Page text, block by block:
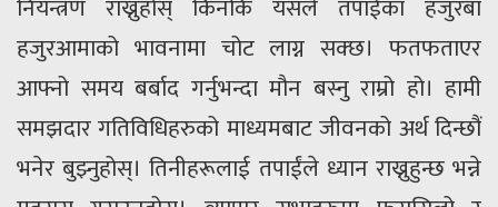
नियन्त्रण राख्नुहोस् किनकि यसले तपाईंका हजुरबा
हजुरआमाको भावनामा चोट लाग्न सक्छ। फतफताएर
आफ्नो समय बर्बाद गर्नुभन्दा मौन बस्नु राम्रो हो। हामी
समझदार गतिविधिहरुको माध्यमबाट जीवनको अर्थ दिन्छौं
भनेर बुझ्नुहोस्। तिनीहरूलाई तपाईंले ध्यान राख्नुहुन्छ भन्ने